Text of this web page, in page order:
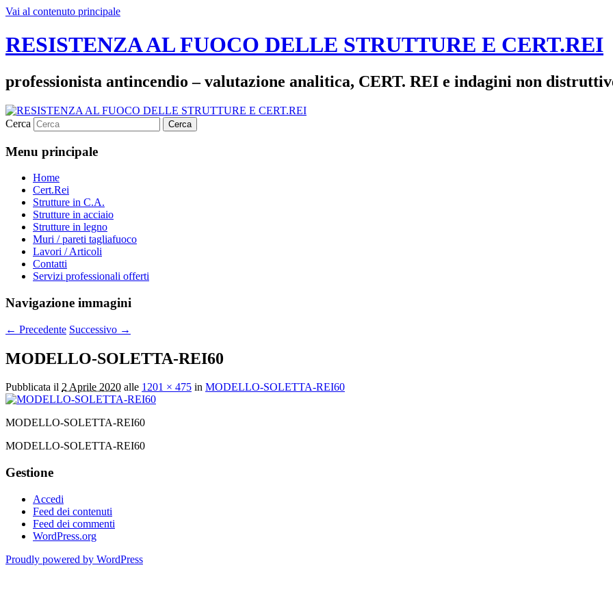
Vai al contenuto principale
RESISTENZA AL FUOCO DELLE STRUTTURE E CERT.REI
professionista antincendio – valutazione analitica, CERT. REI e indagini non
Cerca
Menu principale
Home
Cert.Rei
Strutture in C.A.
Strutture in acciaio
Strutture in legno
Muri / pareti tagliafuoco
Lavori / Articoli
Contatti
Servizi professionali offerti
Navigazione immagini
← Precedente Successivo →
MODELLO-SOLETTA-REI60
Pubblicata il 2 Aprile 2020 alle 1201 × 475 in MODELLO-SOLETTA-REI60
MODELLO-SOLETTA-REI60
MODELLO-SOLETTA-REI60
Gestione
Accedi
Feed dei contenuti
Feed dei commenti
WordPress.org
Proudly powered by WordPress